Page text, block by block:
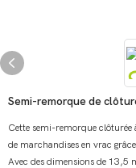
Semi-remorque de
Cette semi-remorque clôturée
de marchandises en vrac
Avec des dimensions de